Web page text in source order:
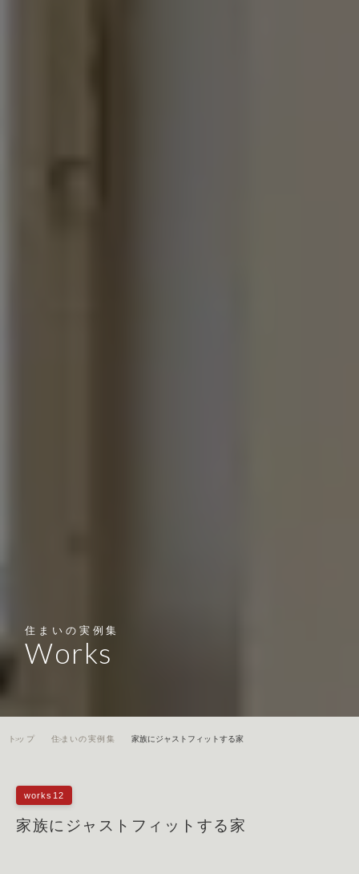
住まいの実例集
Works
トップ 住まいの実例集 家族にジャストフィットする家
works12
家族にジャストフィットする家